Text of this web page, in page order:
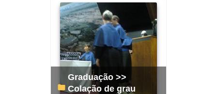
Graduação >>
Colação de grau